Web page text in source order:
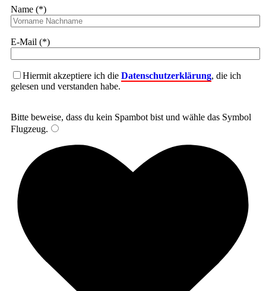
Name (*)
E-Mail (*)
Hiermit akzeptiere ich die Datenschutzerklärung, die ich
gelesen und verstanden habe.
Bitte beweise, dass du kein Spambot bist und wähle das Symbol
Flugzeug.